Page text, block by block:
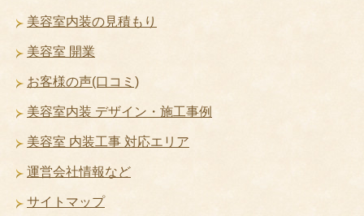
美容室内装の見積もり
美容室 開業
お客様の声(口コミ)
美容室内装 デザイン・施工事例
美容室 内装工事 対応エリア
運営会社情報など
サイトマップ